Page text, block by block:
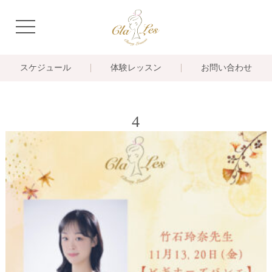
navigation
スケジュール 体験レッスン お問い合わせ
4